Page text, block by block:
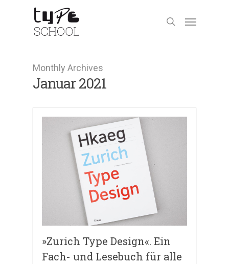
Monthly Archives
Januar 2021
»Zurich Type Design«. Ein
Fach- und Lesebuch für alle